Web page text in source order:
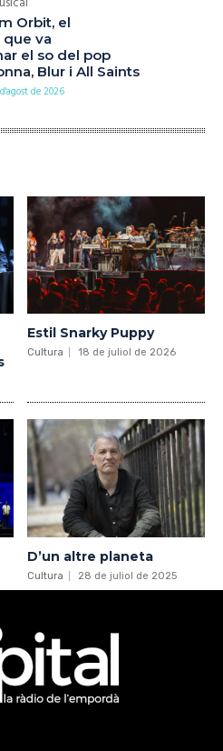
Orbit, el
va
el so del pop
Blur i All Saints
de 2026
Estil Snarky Puppy
Cultura 18 de juliol de 2026
D’un altre planeta
Cultura 28 de juliol de 2025